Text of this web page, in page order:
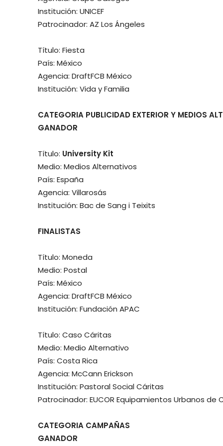
Institución: UNICEF
Patrocinador: AZ Los Ángeles
Título: Fiesta
País: México
Agencia: DraftFCB México
Institución: Vida y Familia
CATEGORIA PUBLICIDAD EXTERIOR Y MEDIOS
GANADOR
Título: University Kit
Medio: Medios Alternativos
País: España
Agencia: Villarosás
Institución: Bac de Sang i Teixits
FINALISTAS
Título: Moneda
Medio: Postal
País: México
Agencia: DraftFCB México
Institución: Fundación APAC
Título: Caso Cáritas
Medio: Medio Alternativo
País: Costa Rica
Agencia: McCann Erickson
Institución: Pastoral Social Cáritas
Patrocinador: EUCOR Equipamientos Urbanos de
CATEGORIA CAMPAÑAS
GANADOR